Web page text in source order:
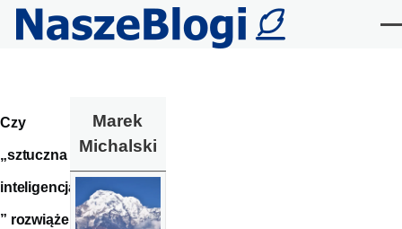
Przejdź do treści
Czy
„sztuczna
inteligencja
” rozwiąże
Marek
Michalski